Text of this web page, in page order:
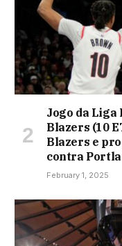
Jogo da Liga
Blazers (10
Blazers e
contra
February 1, 2025